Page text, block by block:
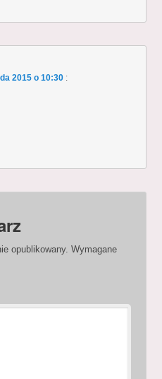
2015 o 10:30 :
opublikowany. Wymagane